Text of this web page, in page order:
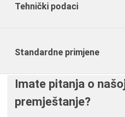
Tehnički podaci
Standardne primjene
Imate pitanja o
premještanje?